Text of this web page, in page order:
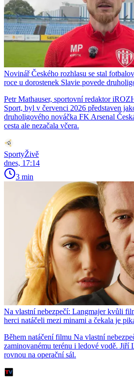
Novinář Českého rozhlasu se stal
roce u dorostenek Slavie povede
Petr Mathauser, sportovní redaktor
Sport, byl v červenci 2026 představen
druholigového nováčka FK Arsenal
cesta ale nezačala včera.
SportyŽivě
dnes, 17:14
3 min
Na vlastní nebezpečí: Langmajer kvůli
herci natáčeli mezi minami a čekala je
Během natáčení filmu Na vlastní
zaminovanému terénu i ledové vodě. Jiří
rovnou na operační sál.